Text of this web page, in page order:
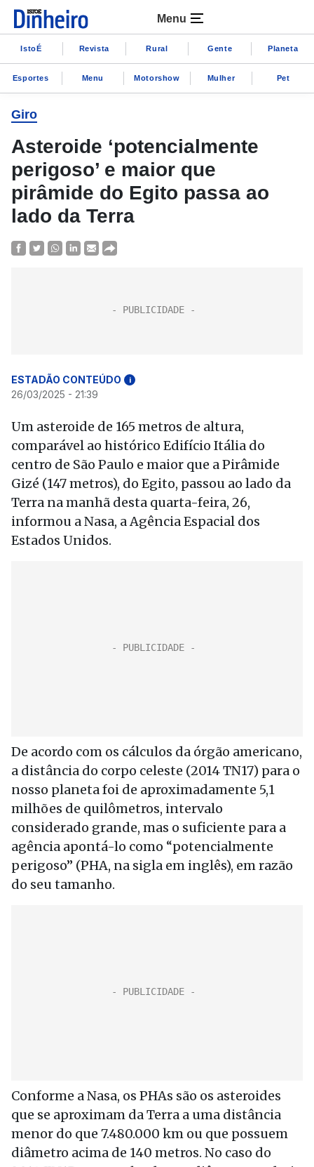
Menu
IstoÉ Revista Rural Gente Planeta
Esportes Menu Motorshow Mulher Pet
Giro
Asteroide ‘potencialmente
perigoso’ e maior que
pirâmide do Egito passa ao
lado da Terra
ESTADÃO CONTEÚDO i
26/03/2025 - 21:39
Um asteroide de 165 metros de altura,
comparável ao histórico Edifício Itália do
centro de São Paulo e maior que a Pirâmide
Gizé (147 metros), do Egito, passou ao lado da
Terra na manhã desta quarta-feira, 26,
informou a Nasa, a Agência Espacial dos
Estados Unidos.
De acordo com os cálculos da órgão americano,
a distância do corpo celeste (2014 TN17) para o
nosso planeta foi de aproximadamente 5,1
milhões de quilômetros, intervalo
considerado grande, mas o suficiente para a
agência apontá-lo como “potencialmente
perigoso” (PHA, na sigla em inglês), em razão
do seu tamanho.
Conforme a Nasa, os PHAs são os asteroides
que se aproximam da Terra a uma distância
menor do que 7.480.000 km ou que possuem
diâmetro acima de 140 metros. No caso do